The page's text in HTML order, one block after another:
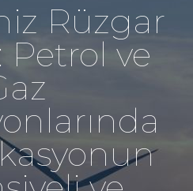
Rüzgar
Petrol ve